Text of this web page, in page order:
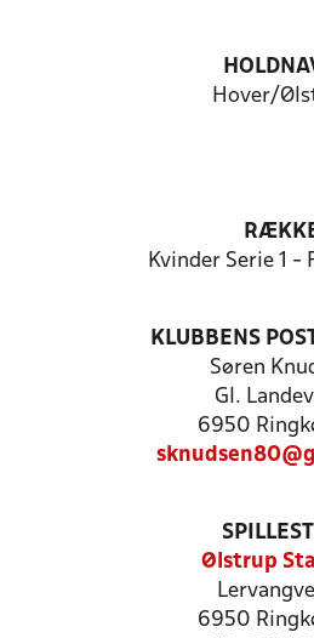
Hover/
Kvinder Serie 1 -
KLUBBENS
Søren
Gl.
6950
Ølstrup
6950